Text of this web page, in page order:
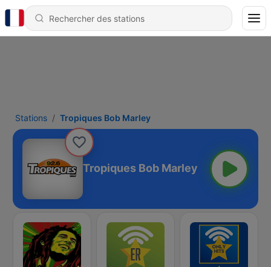
Stations Tropiques Bob Marley
Tropiques Bob Marley